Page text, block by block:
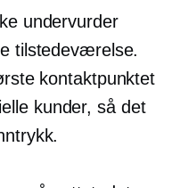
undervurder
tilstedeværelse.
kontaktpunktet
kunder, så det